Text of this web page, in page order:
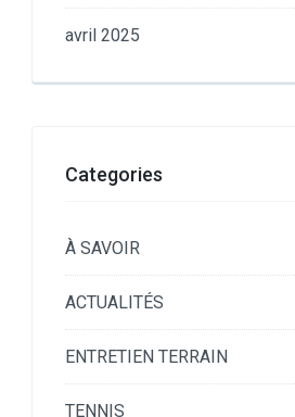
avril 2025
Categories
À SAVOIR
ACTUALITÉS
ENTRETIEN TERRAIN
TENNIS